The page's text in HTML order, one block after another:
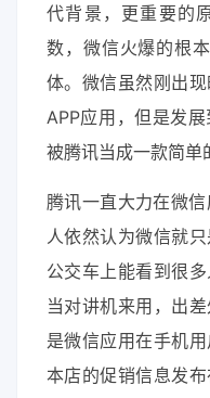
代背景，更重要的
数，微信火爆的根
体。微信虽然刚出
APP应用，但是发
被腾讯当成一款简单
腾讯一直大力在微
人依然认为微信就
公交车上能看到很
当对讲机来用，出
是微信应用在手机
本店的促销信息发